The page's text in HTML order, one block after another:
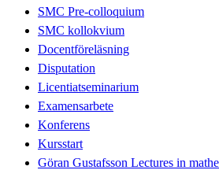
SMC Pre-colloquium
SMC kollokvium
Docentföreläsning
Disputation
Licentiatseminarium
Examensarbete
Konferens
Kursstart
Göran Gustafsson Lectures in